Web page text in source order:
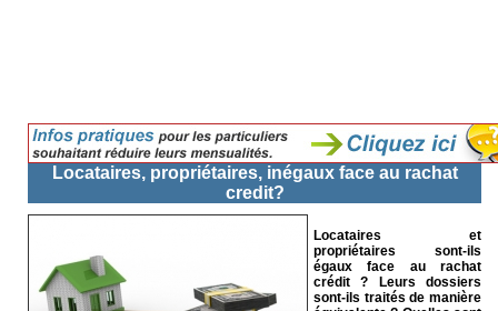
Locataires, propriétaires, inégaux face au rachat
credit?
Locataires et
propriétaires sont-ils
égaux face au rachat
crédit ? Leurs dossiers
sont-ils traités de manière